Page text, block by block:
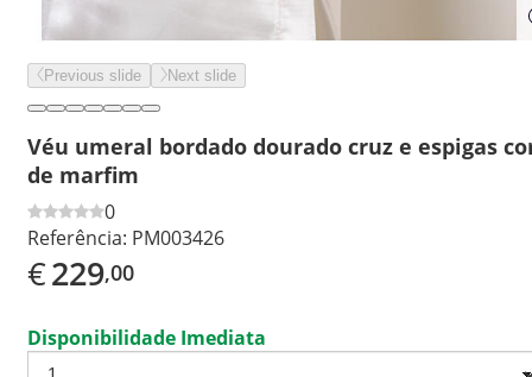
Previous slide Next slide
Véu umeral bordado dourado cruz e espigas
de marfim
0
Referência: PM003426
€229,00
Disponibilidade Imediata